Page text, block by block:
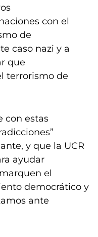
con el
de
caso nazi y a
que
terrorismo de
con estas
y que la UCR
ayudar
el
democrático y
ante